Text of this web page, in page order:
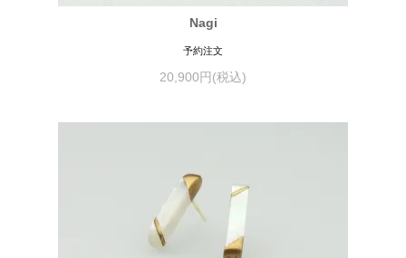
Nagi
予約注文
20,900円(税込)